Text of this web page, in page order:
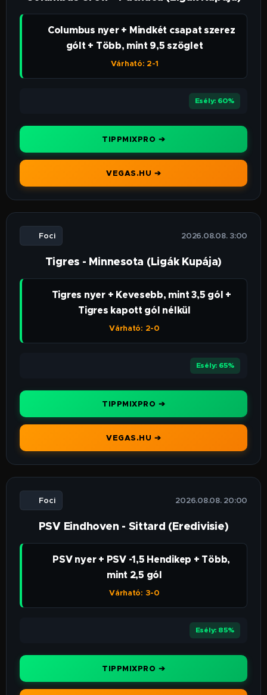
👉 Columbus nyer + Mindkét csapat szerez
gólt + Több, mint 9,5 szöglet
Várható: 2-1
Esély: 60%
TIPPMIXPRO ➔
VEGAS.HU ➔
⚽ Foci 🕒 2026.08.08. 3:00
Tigres - Minnesota (Ligák Kupája)
👉 Tigres nyer + Kevesebb, mint 3,5 gól +
Tigres kapott gól nélkül
Várható: 2-0
Esély: 65%
TIPPMIXPRO ➔
VEGAS.HU ➔
⚽ Foci 🕒 2026.08.08. 20:00
PSV Eindhoven - Sittard (Eredivisie)
👉 PSV nyer + PSV -1,5 Hendikep + Több,
mint 2,5 gól
Várható: 3-0
Esély: 85%
TIPPMIXPRO ➔